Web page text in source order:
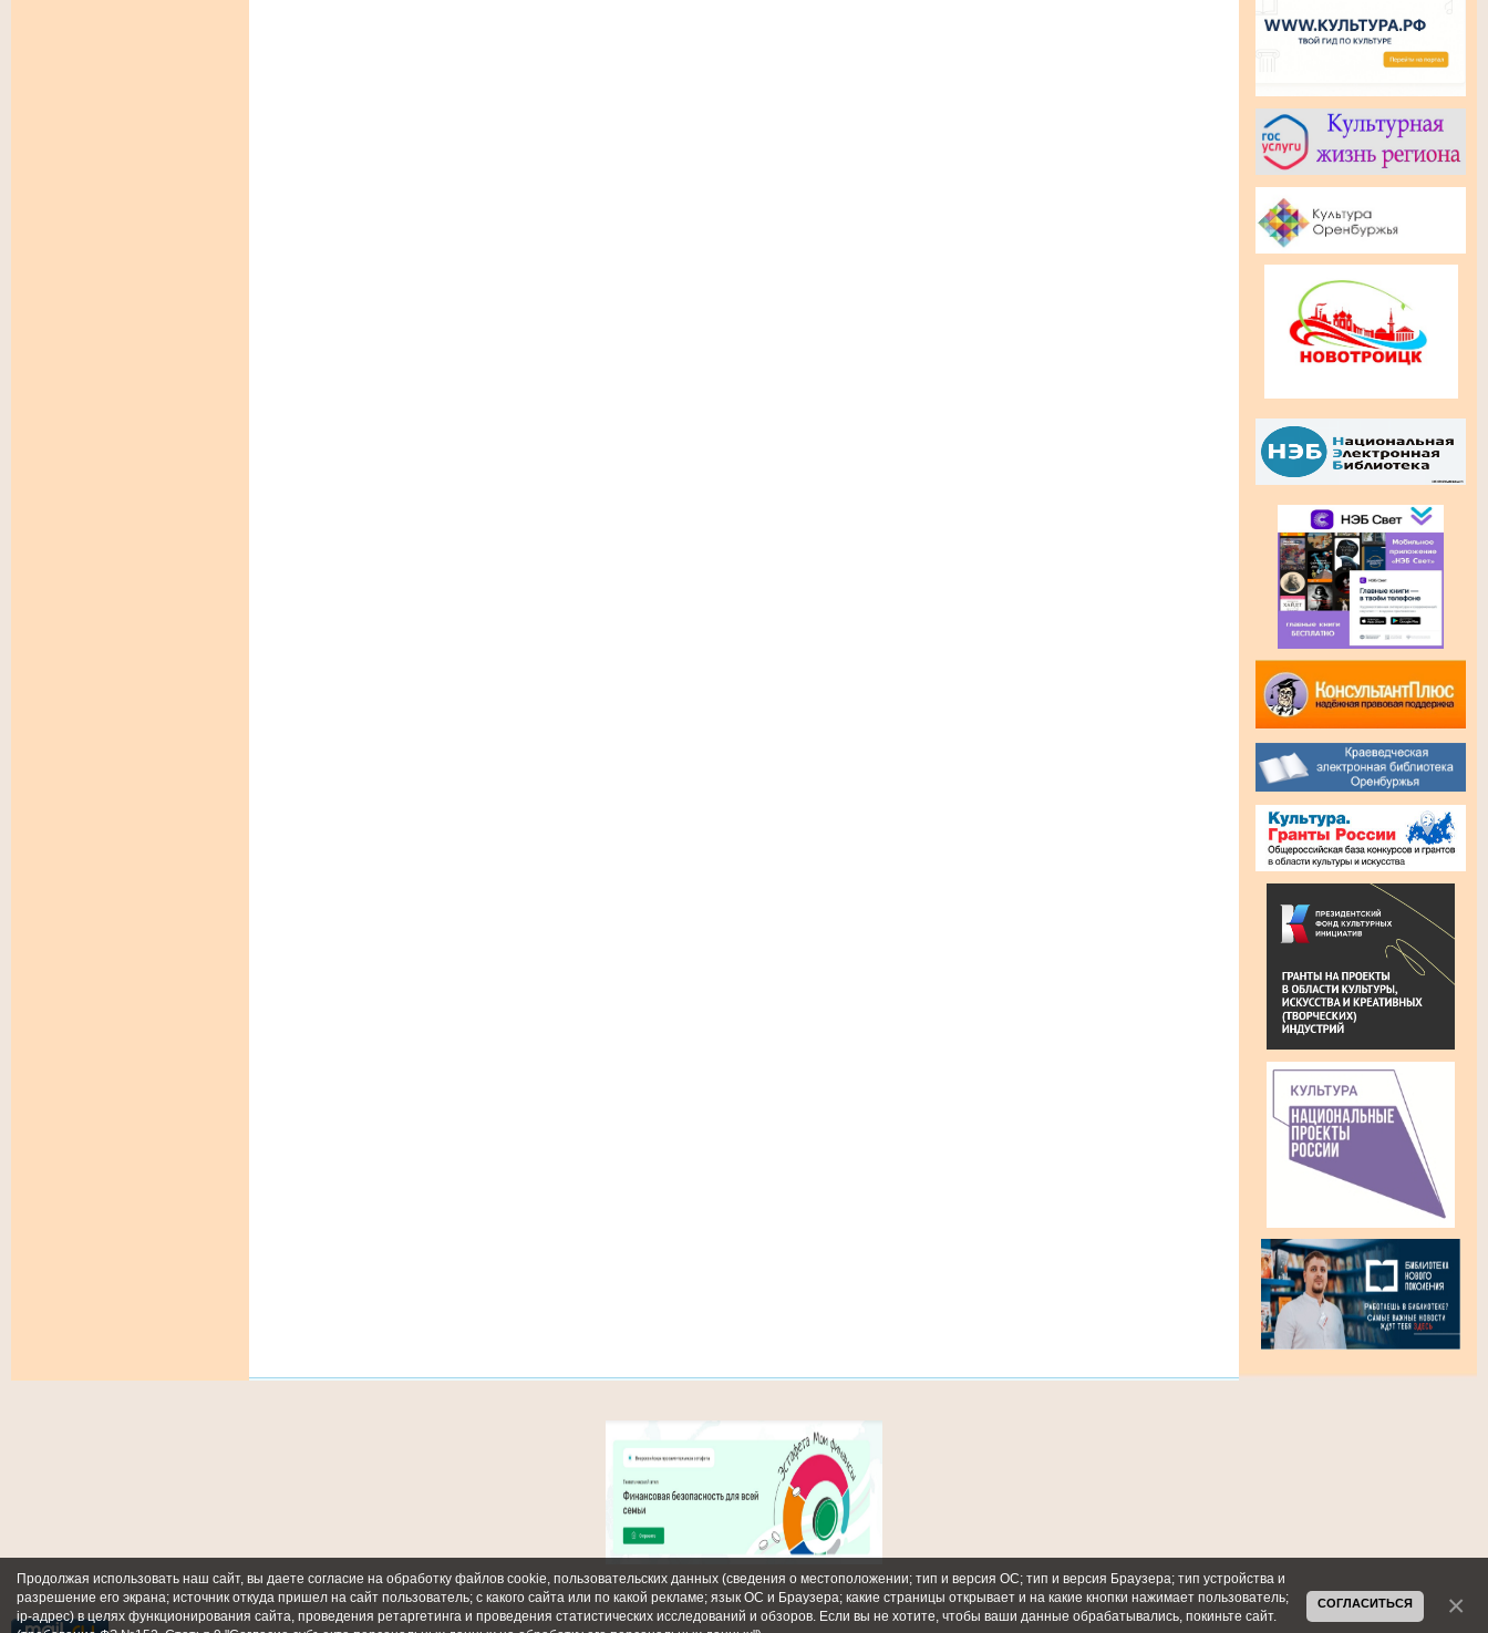
Продолжая использовать наш сайт, вы даете согласие на обработку файлов cookie, пользовательских данных (сведения о местоположении; тип и версия ОС; тип и версия Браузера; тип устройства и
разрешение его экрана; источник откуда пришел на сайт пользователь; с какого сайта или по какой рекламе; язык ОС и Браузера; какие страницы открывает и на какие кнопки нажимает пользователь;
ip-адрес) в целях функционирования сайта, проведения ретаргетинга и проведения статистических исследований и обзоров. Если вы не хотите, чтобы ваши данные обрабатывались, покиньте сайт.
СОГЛАСИТЬСЯ